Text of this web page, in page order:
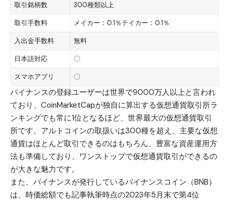
取引銘柄数 300種類以上
取引手数料 メイカー：0.1％テイカー：0.1％
入出金手数料 無料
日本語対応 〇
スマホアプリ 〇
バイナンスの登録ユーザーは世界で9000万人以上と言われ
ており、 CoinMarketCapが独自に算出する仮想通貨取引所ラ
ンキングでも常に1位となるほど、世界最大の仮想通貨取引
所です。アルトコインの取扱いは300種を超え、主要な仮想
通貨はほとんど取引できるのはもちろん、豊富な資産運用方
法も準備しており、ワンストップで仮想通貨取引ができるの
が大きな魅力です。
また、バイナンスが発行しているバイナンスコイン（BNB）
は、時価総額でも記事執筆時点の2023年5月末で第4位